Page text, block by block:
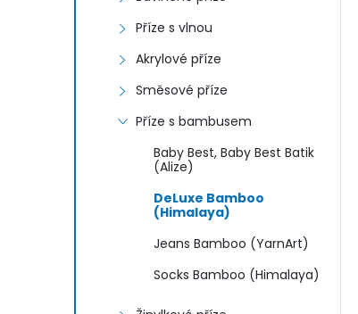
Příze s vlnou
Akrylové příze
Směsové příze
Příze s bambusem
Baby Best, Baby Best Batik
(Alize)
DeLuxe Bamboo
(Himalaya)
Jeans Bamboo (YarnArt)
Socks Bamboo (Himalaya)